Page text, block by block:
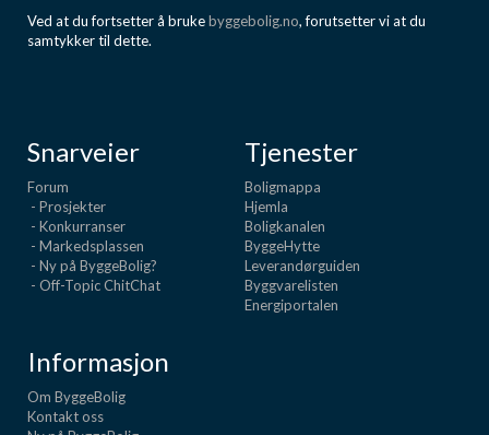
Ved at du fortsetter å brukebyggebolig.no, forutsetter vi at du
samtykker til dette.
Snarveier
Forum
- Prosjekter
- Konkurranser
- Markedsplassen
- Ny på ByggeBolig?
- Off-Topic ChitChat
Tjenester
Boligmappa
Hjemla
Boligkanalen
ByggeHytte
Leverandørguiden
Byggvarelisten
Energiportalen
Informasjon
Om ByggeBolig
Kontakt oss